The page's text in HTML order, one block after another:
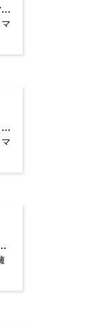
４月２５日、２６日に開催されたマイフォー…
４月２５日、２６日に開催された マイフォ…